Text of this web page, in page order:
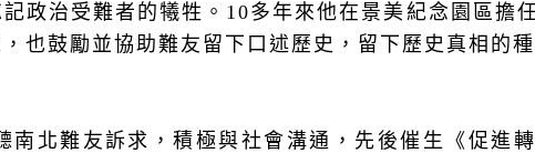
政治受難者的犧牲。 10多年來他在景美紀念園區擔
也鼓勵並協助難友留下口述歷史，留下歷史真相的種
北難友訴求，積極與社會溝通，先後催生《促進